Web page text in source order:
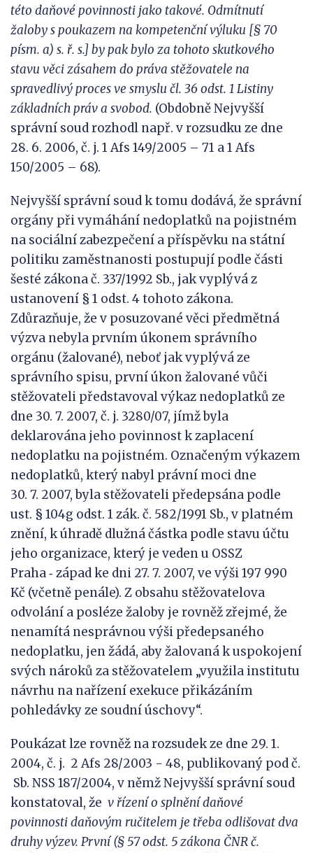
této daňové povinnosti jako takové. Odmítnutí
žaloby s poukazem na kompetenční výluku [§ 70
písm. a) s. ř. s.] by pak bylo za tohoto skutkového
stavu věci zásahem do práva stěžovatele na
spravedlivý proces ve smyslu čl. 36 odst. 1 Listiny
základních práv a svobod. (Obdobně Nejvyšší
správní soud rozhodl např. v rozsudku ze dne
28. 6. 2006, č. j. 1 Afs 149/2005 – 71 a 1 Afs
150/2005 – 68).
Nejvyšší správní soud k tomu dodává, že správní
orgány při vymáhání nedoplatků na pojistném
na sociální zabezpečení a příspěvku na státní
politiku zaměstnanosti postupují podle části
šesté zákona č. 337/1992 Sb., jak vyplývá z
ustanovení § 1 odst. 4 tohoto zákona.
Zdůrazňuje, že v posuzované věci předmětná
výzva nebyla prvním úkonem správního
orgánu (žalované), neboť jak vyplývá ze
správního spisu, první úkon žalované vůči
stěžovateli představoval výkaz nedoplatků ze
dne 30. 7. 2007, č. j. 3280/07, jímž byla
deklarována jeho povinnost k zaplacení
nedoplatku na pojistném. Označeným výkazem
nedoplatků, který nabyl právní moci dne
30. 7. 2007, byla stěžovateli předepsána podle
ust. § 104g odst. 1 zák. č. 582/1991 Sb., v platném
znění, k úhradě dlužná částka podle stavu účtu
jeho organizace, který je veden u OSSZ
Praha ‑ západ ke dni 27. 7. 2007, ve výši 197 990
Kč (včetně penále). Z obsahu stěžovatelova
odvolání a posléze žaloby je rovněž zřejmé, že
nenamítá nesprávnou výši předepsaného
nedoplatku, jen žádá, aby žalovaná k uspokojení
svých nároků za stěžovatelem „využila institutu
návrhu na nařízení exekuce přikázáním
pohledávky ze soudní úschovy“.
Poukázat lze rovněž na rozsudek ze dne 29. 1.
2004, č. j. 2 Afs 28/2003 - 48, publikovaný pod č.
Sb. NSS 187/2004, v němž Nejvyšší správní soud
konstatoval, že v řízení o splnění daňové
povinnosti daňovým ručitelem je třeba odlišovat dva
druhy výzev. První (§ 57 odst. 5 zákona ČNR č.